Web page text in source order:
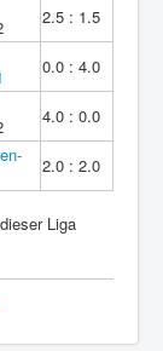
2.5 : 1.5
0.0 : 4.0
4.0 : 0.0
2.0 : 2.0
Liga